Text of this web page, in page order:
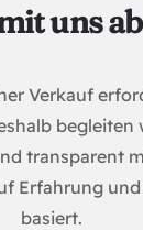
uns ab
Verkauf
begleiten
transparent
Erfahrung
basiert.